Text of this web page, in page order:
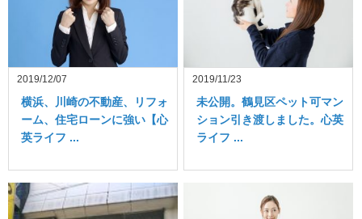
2019/12/07
横浜、川崎の不動産、リフォ
ーム、住宅ローンに強い【心
英ライフ ...
2019/11/23
未公開。鶴見区ペット可マン
ション引き渡しました。心英
ライフ ...